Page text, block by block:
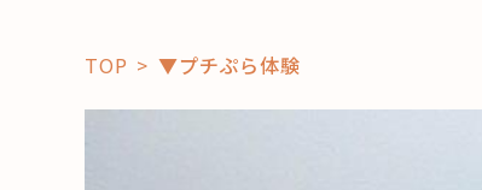
TOP ▼プチぷら体験